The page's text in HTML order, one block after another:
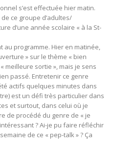
s’est effectuée hier matin.
ce groupe d’adultes/
d’une année scolaire « à la St-
au programme. Hier en matinée,
» sur le thème « bien
meilleure sortie », mais je sens
passé. Entretenir ce genre
actifs quelques minutes dans
est un défi très particulier dans
et surtout, dans celui où je
de procédé du genre de « je
? Ai-je pu faire réfléchir
de ce « pep-talk » ? Ça